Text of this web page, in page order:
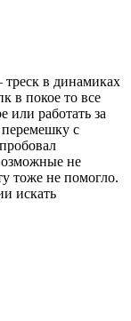
треск в динамиках
в покое то все
или работать за
с
не
тоже не помогло.
искать